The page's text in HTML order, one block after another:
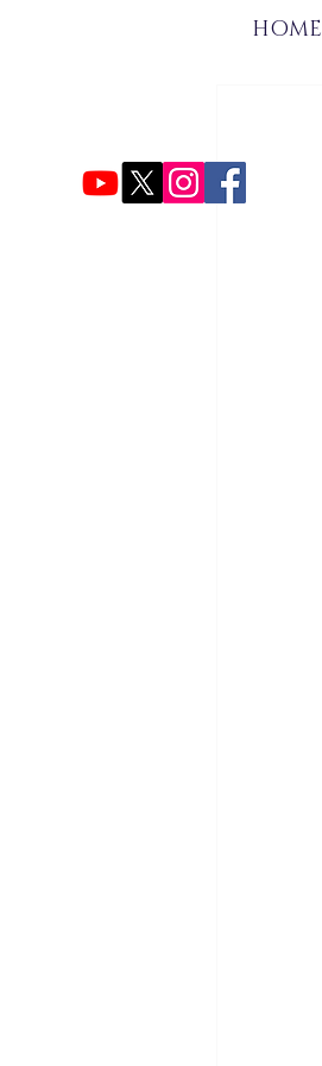
HOME